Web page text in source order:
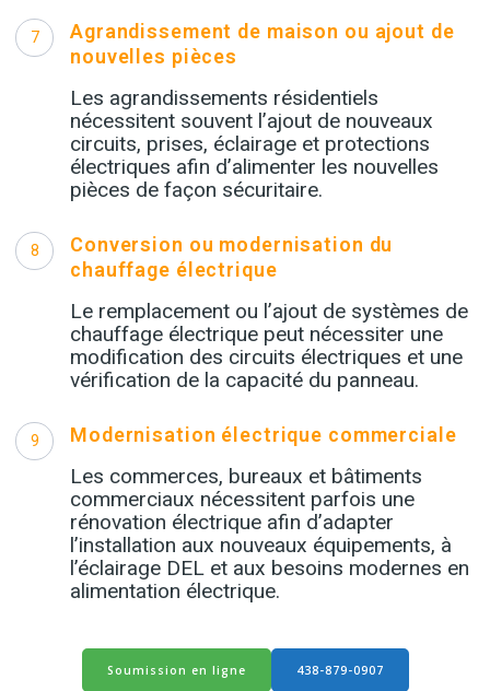
7
Agrandissement de maison ou ajout de
nouvelles pièces
Les agrandissements résidentiels
nécessitent souvent l’ajout de nouveaux
circuits, prises, éclairage et protections
électriques afin d’alimenter les nouvelles
pièces de façon sécuritaire.
8
Conversion ou modernisation du
chauffage électrique
Le remplacement ou l’ajout de systèmes de
chauffage électrique peut nécessiter une
modification des circuits électriques et une
vérification de la capacité du panneau.
9 Modernisation électrique commerciale
Les commerces, bureaux et bâtiments
commerciaux nécessitent parfois une
rénovation électrique afin d’adapter
l’installation aux nouveaux équipements, à
l’éclairage DEL et aux besoins modernes en
alimentation électrique.
Soumission en ligne 438-879-0907